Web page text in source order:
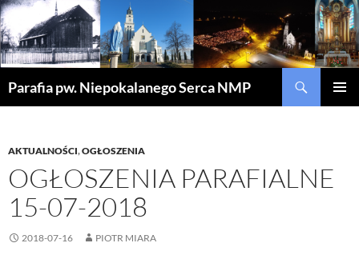
Parafia pw. Niepokalanego Serca NMP
AKTUALNOŚCI,OGŁOSZENIA
OGŁOSZENIA PARAFIALNE
15-07-2018
2018-07-16 PIOTR MIARA